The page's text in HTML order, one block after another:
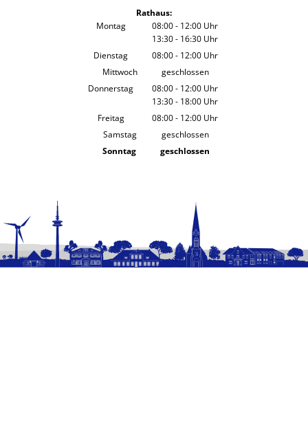
Rathaus:
Montag
08:00- 12:00 Uhr
Von 08:00 bis 12:00 Uhr
13:30- 16:30 Uhr
Von 13:30 bis 16:30 Uhr
Dienstag 08:00- 12:00 Uhr
Von 08:00 bis 12:00 Uhr
Mittwoch
geschlossen
Donnerstag
08:00- 12:00 Uhr
Von 08:00 bis 12:00 Uhr
13:30- 18:00 Uhr
Von 13:30 bis 18:00 Uhr
Freitag 08:00- 12:00 Uhr
Von 08:00 bis 12:00 Uhr
Samstag
geschlossen
Sonntag
geschlossen